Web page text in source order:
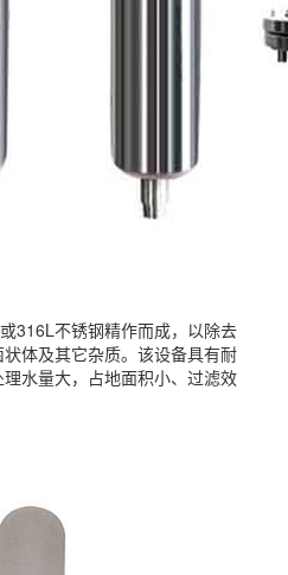
316L不锈钢精作而成，以除去
体及其它杂质。该设备具有耐
水量大，占地面积小、过滤效